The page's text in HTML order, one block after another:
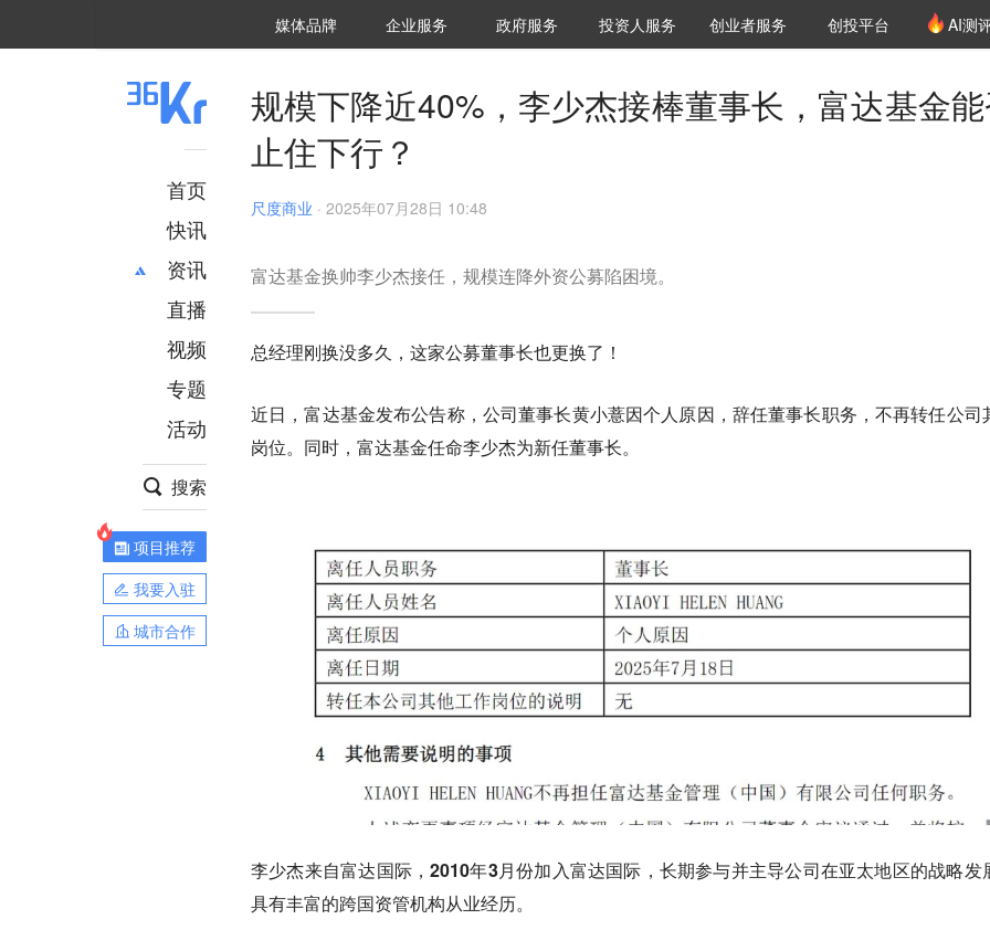
媒体品牌 36Kr研究院
企业服务 城市之窗
政府服务 VClub投资机构库
投资机构职位推介
投资人服务 创投氪堂
创业者服务 创投平台 AI测
首页
快讯
资讯
推荐
财经
项目推荐
安徽
直播
视频
专题
活动
搜索
项目推荐
我要入驻
城市合作
规模下降近40%，李少杰接棒董事长，富达基金
止住下行？
尺度商业 · 2025年07月28日 10:48
富达基金换帅李少杰接任，规模连降外资公募陷困境。
总经理刚换没多久，这家公募董事长也更换了！
近日，富达基金发布公告称，公司董事长黄小薏因个人原因，辞任董事长职务，不再转任公司
岗位。同时，富达基金任命李少杰为新任董事长。
李少杰来自富达国际，2010年3月份加入富达国际，长期参与并主导公司在亚太地区的战略发
具有丰富的跨国资管机构从业经历。